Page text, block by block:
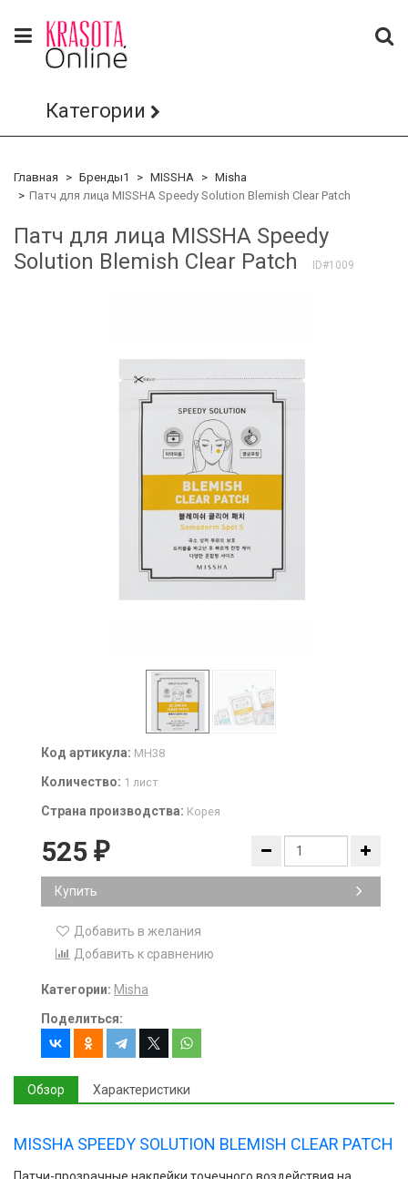
Категории
Главная Бренды1 MISSHA
Misha
Патч для лица MISSHA Speedy Solution Blemish Clear Patch
Патч для лица MISSHA Speedy
Solution Blemish Clear Patch
ID#1009
Код артикула: MH38
Количество: 1 лист
Страна производства: Корея
525 ₽
Купить
Добавить в желания
Добавить к сравнению
Категории: Misha
Поделиться:
Обзор Характеристики
MISSHA SPEEDY SOLUTION BLEMISH CLEAR PATCH